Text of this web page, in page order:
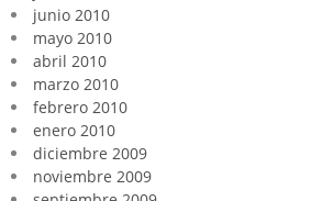
junio 2010
mayo 2010
abril 2010
marzo 2010
febrero 2010
enero 2010
diciembre 2009
noviembre 2009